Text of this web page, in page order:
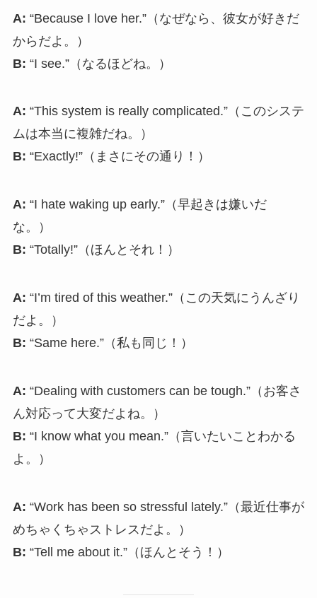
A: “Because I love her.”（なぜなら、彼女が好きだ
からだよ。）
B: “I see.”（なるほどね。）
A: “This system is really complicated.”（このシステ
ムは本当に複雑だね。）
B: “Exactly!”（まさにその通り！）
A: “I hate waking up early.”（早起きは嫌いだ
な。）
B: “Totally!”（ほんとそれ！）
A: “I’m tired of this weather.”（この天気にうんざり
だよ。）
B: “Same here.”（私も同じ！）
A: “Dealing with customers can be tough.”（お客さ
ん対応って大変だよね。）
B: “I know what you mean.”（言いたいことわかる
よ。）
A: “Work has been so stressful lately.”（最近仕事が
めちゃくちゃストレスだよ。）
B: “Tell me about it.”（ほんとそう！）